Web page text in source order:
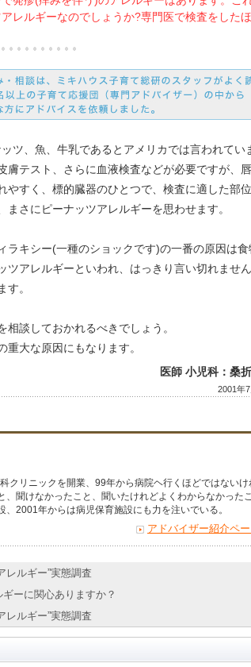
レルギーなのでしょうか?専門医で検査をした
ツ、魚、牛乳であるとアメリカでは言われてい
膚テスト、さらに血液検査などが必要ですが、
やすく、標的臓器のひとつで、検査に適した部
さにピーナッツアレルギーを思わせます。
ラキシー(一種のショックです)の一番の原因は食
アレルギーといわれ、はっきり言い切れません
。
談しておかれるべきでしょう。
大な原因にもなります。
医師 小児科：桑
2001年
クリニックを開業、99年から病院ヘ行くほどではないけ
、聞けなかったこと、聞いたけれどよくわからなかったこ
、2001年からは病児保育施設にも力を注いでいる。
アドバイザー紹介ペ
レルギー”実態調査
ーに関心ありますか？
レルギー”実態調査